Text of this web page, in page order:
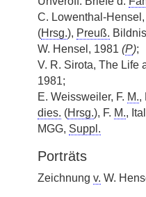
C. Lowenthal-
(Hrsg.), Preuß.
W. Hensel, 1981 (P);
V. R. Sirota, The Life
1981;
E. Weissweiler, F. M.,
dies. (Hrsg.), F. M.,
MGG, Suppl.
Porträts
Zeichnung v. W.